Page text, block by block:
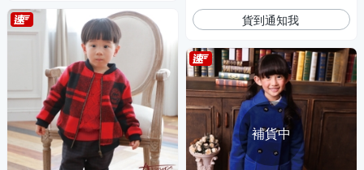
貨到通知我
補貨中